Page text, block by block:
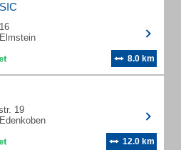
8.0 km
19
12.0 km